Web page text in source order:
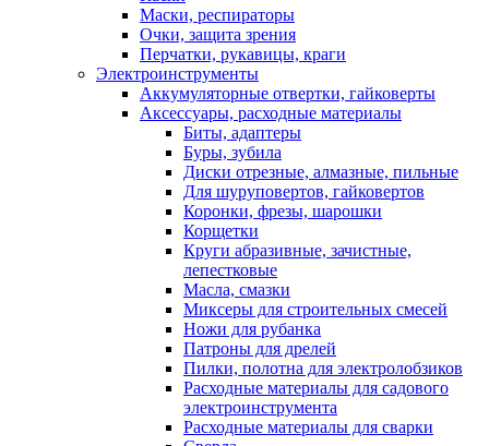
Маски, респираторы
Очки, защита зрения
Перчатки, рукавицы, краги
Электроинструменты
Аккумуляторные отвертки, гайковерты
Аксессуары, расходные материалы
Биты, адаптеры
Буры, зубила
Диски отрезные, алмазные, пильные
Для шуруповертов, гайковертов
Коронки, фрезы, шарошки
Корщетки
Круги абразивные, зачистные,
лепестковые
Масла, смазки
Миксеры для строительных смесей
Ножи для рубанка
Патроны для дрелей
Пилки, полотна для электролобзиков
Расходные материалы для садового
электроинструмента
Расходные материалы для сварки